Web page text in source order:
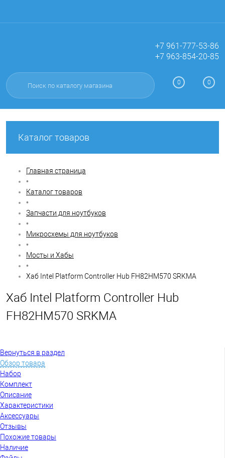
Вход Регистрация
+7 961-777-53-86
+7 963-854-20-85
0 0
Каталог товаров
Главная страница
•
Каталог товаров
•
Запчасти для ноутбуков
•
Микросхемы для ноутбуков
•
Мосты и Хабы
•
Хаб Intel Platform Controller Hub FH82HM570 SRKMA
Хаб Intel Platform Controller Hub
FH82HM570 SRKMA
Вернуться в раздел
Обзор товара
Набор
Комплект
Описание
Характеристики
Аксессуары
Отзывы
Похожие товары
Наличие